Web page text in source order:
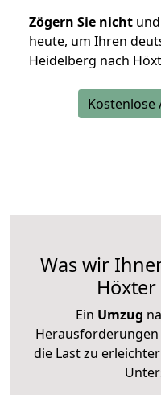
Zögern Sie nicht
heute, um Ihren
Heidelberg nach
Kostenlose
Was wir
Ein Umzug
die Last zu